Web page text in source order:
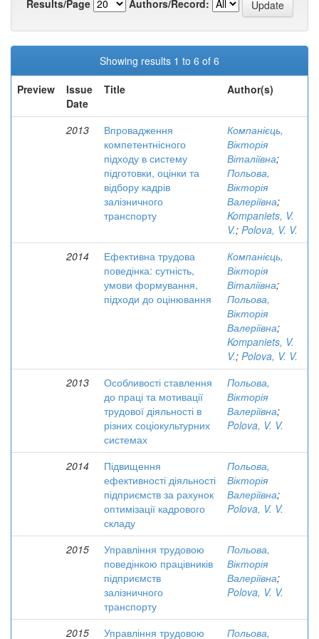
Results/Page
Authors/Record:
Showing results 1 to 6 of 6
Preview
Issue
Date
Title Author(s)
2013
Впровадження
компетентнісного
підходу в систему
підготовки, оцінки та
відбору кадрів
залізничного
транспорту
Компанієць,
Вікторія
Віталіївна;
Польова,
Вікторія
Валеріївна;
Kompaniets, V.
V.; Polova, V. V.
2014
Ефективна трудова
поведінка: сутність,
умови формування,
підходи до оцінювання
Компанієць,
Вікторія
Віталіївна;
Польова,
Вікторія
Валеріївна;
Kompaniets, V.
V.; Polova, V. V.
2013
Особливості ставлення
до праці та мотивації
трудової діяльності в
різних соціокультурних
системах
Польова,
Вікторія
Валеріївна;
Polova, V. V.
2014
Підвищення
ефективності діяльності
підприємств за рахунок
оптимізації кадрового
складу
Польова,
Вікторія
Валеріївна;
Polova, V. V.
2015
Управління трудовою
поведінкою працівників
підприємств
залізничного
транспорту
Польова,
Вікторія
Валеріївна;
Polova, V. V.
2015 Управління трудовою Польова,